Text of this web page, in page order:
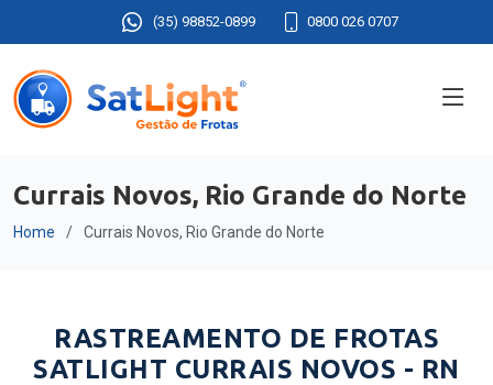
(35) 98852-0899 0800 026 0707
Currais Novos, Rio Grande do Norte
Home Currais Novos, Rio Grande do Norte
RASTREAMENTO DE FROTAS
SATLIGHT CURRAIS NOVOS - RN